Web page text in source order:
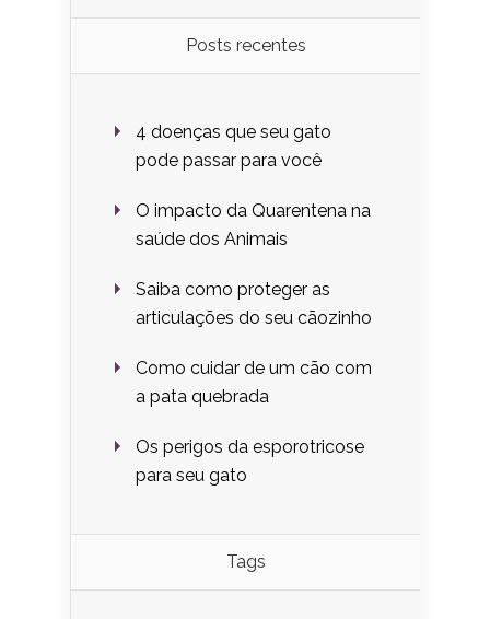
Posts recentes
4 doenças que seu gato
pode passar para você
O impacto da Quarentena na
saúde dos Animais
Saiba como proteger as
articulações do seu cãozinho
Como cuidar de um cão com
a pata quebrada
Os perigos da esporotricose
para seu gato
Tags